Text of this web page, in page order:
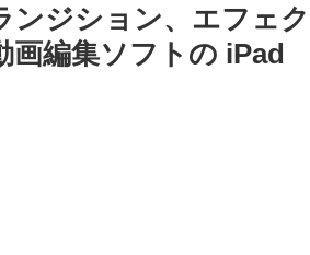
ジション、エフェク
画編集ソフトの iPad